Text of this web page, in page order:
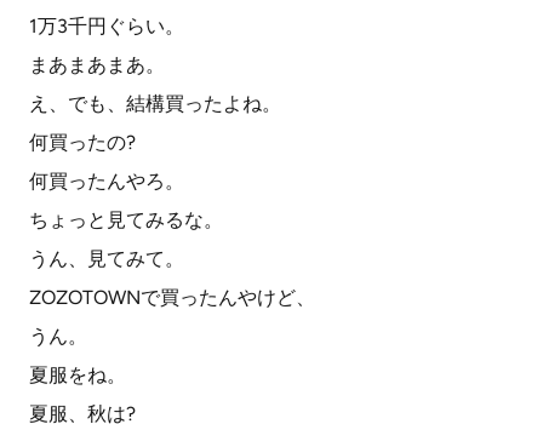
1万3千円ぐらい。
まあまあまあ。
え、でも、結構買ったよね。
何買ったの?
何買ったんやろ。
ちょっと見てみるな。
うん、見てみて。
ZOZOTOWNで買ったんやけど、
うん。
夏服をね。
夏服、秋は?